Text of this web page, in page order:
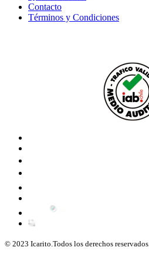
Contacto
Términos y Condiciones
© 2023 Icarito.Todos los derechos reservados.